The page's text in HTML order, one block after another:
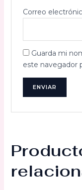
Correo
Guarda mi
este navegador